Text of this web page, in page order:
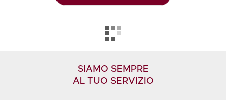
SIAMO SEMPRE
AL TUO SERVIZIO